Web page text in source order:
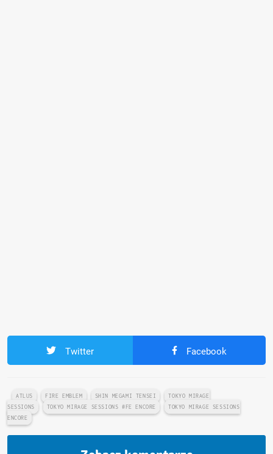
Twitter Facebook
ATLUS FIRE EMBLEM SHIN MEGAMI TENSEI
TOKYO MIRAGE
SESSIONS
TOKYO MIRAGE SESSIONS #FE ENCORE
TOKYO MIRAGE SESSIONS
ENCORE